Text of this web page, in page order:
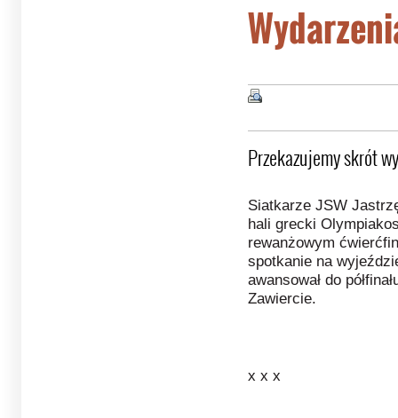
Przekazujemy skrót
Siatkarze JSW
hali grecki
rewanżowym
spotkanie na
awansował do
Zawiercie.
x x x